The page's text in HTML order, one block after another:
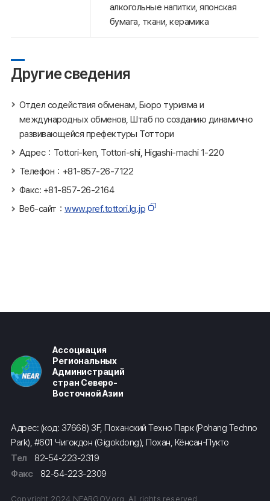
алкогольные напитки, японская
бумага, ткани, керамика
Другие сведения
Отдел содействия обменам, Бюро туризма и
международных обменов, Штаб по созданию динамично
развивающейся префектуры Тоттори
Адрес：Tottori-ken, Tottori-shi, Higashi-machi 1-220
Телефон：+81-857-26-7122
Факс: +81-857-26-2164
Веб-сайт： www.pref.tottori.lg.jp
Ассоциация
Региональных
Администраций
стран Северо-
Восточной Азии
Адрес: (код: 37668) 3F, Поханский Техно Парк (Pohang Techno
Park), #601 Чигокдон (Gigokdong), Похан, Кёнсан-Пукто
Тел
82-54-223-2319
Факс
82-54-223-2309
Copyright 2024 NEARGOV.org. All rights reserved.